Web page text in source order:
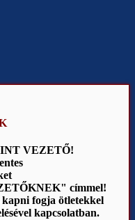
VEZETŐ!
címmel!
fogja ötletekkel
kapcsolatban.